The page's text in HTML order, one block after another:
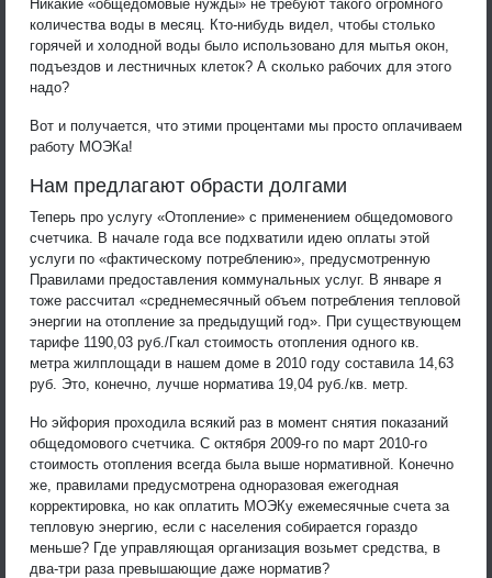
Никакие «общедомовые нужды» не требуют такого огромного
количества воды в месяц. Кто-нибудь видел, чтобы столько
горячей и холодной воды было использовано для мытья окон,
подъездов и лестничных клеток? А сколько рабочих для этого
надо?
Вот и получается, что этими процентами мы просто оплачиваем
работу МОЭКа!
Нам предлагают обрасти долгами
Теперь про услугу «Отопление» с применением общедомового
счетчика. В начале года все подхватили идею оплаты этой
услуги по «фактическому потреблению», предусмотренную
Правилами предоставления коммунальных услуг. В январе я
тоже рассчитал «среднемесячный объем потребления тепловой
энергии на отопление за предыдущий год». При существующем
тарифе 1190,03 руб./Гкал стоимость отопления одного кв.
метра жилплощади в нашем доме в 2010 году составила 14,63
руб. Это, конечно, лучше норматива 19,04 руб./кв. метр.
Но эйфория проходила всякий раз в момент снятия показаний
общедомового счетчика. С октября 2009-го по март 2010-го
стоимость отопления всегда была выше нормативной. Конечно
же, правилами предусмотрена одноразовая ежегодная
корректировка, но как оплатить МОЭКу ежемесячные счета за
тепловую энергию, если с населения собирается гораздо
меньше? Где управляющая организация возьмет средства, в
два-три раза превышающие даже норматив?